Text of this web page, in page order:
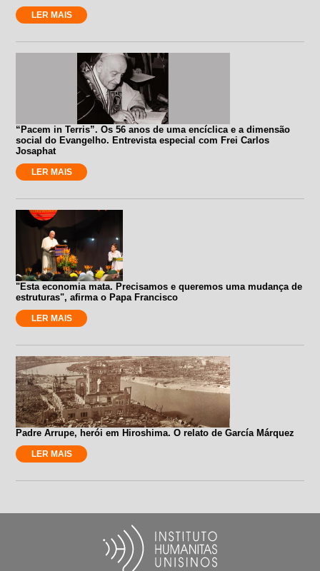
LER MAIS
“Pacem in Terris”. Os 56 anos de uma encíclica e a dimensão
social do Evangelho. Entrevista especial com Frei Carlos
Josaphat
LER MAIS
"Esta economia mata. Precisamos e queremos uma mudança de
estruturas", afirma o Papa Francisco
LER MAIS
Padre Arrupe, herói em Hiroshima. O relato de García Márquez
LER MAIS